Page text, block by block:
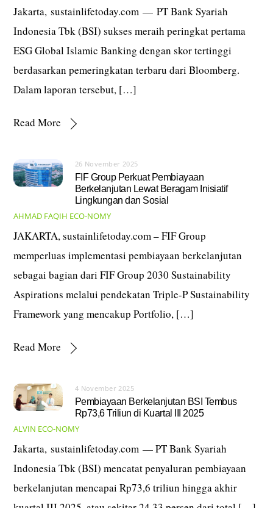
Jakarta, sustainlifetoday.com — PT Bank Syariah
Indonesia Tbk (BSI) sukses meraih peringkat pertama
ESG Global Islamic Banking dengan skor tertinggi
berdasarkan pemeringkatan terbaru dari Bloomberg.
Dalam laporan tersebut, […]
Read More
26 November 2025
FIF Group Perkuat Pembiayaan
Berkelanjutan Lewat Beragam Inisiatif
Lingkungan dan Sosial
AHMAD FAQIH ECO-NOMY
JAKARTA, sustainlifetoday.com – FIF Group
memperluas implementasi pembiayaan berkelanjutan
sebagai bagian dari FIF Group 2030 Sustainability
Aspirations melalui pendekatan Triple-P Sustainability
Framework yang mencakup Portfolio, […]
Read More
4 November 2025
Pembiayaan Berkelanjutan BSI Tembus
Rp73,6 Triliun di Kuartal III 2025
ALVIN ECO-NOMY
Jakarta, sustainlifetoday.com — PT Bank Syariah
Indonesia Tbk (BSI) mencatat penyaluran pembiayaan
berkelanjutan mencapai Rp73,6 triliun hingga akhir